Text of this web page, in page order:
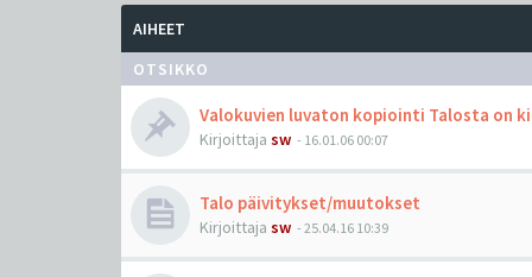
AIHEET
OTSIKKO
Valokuvien luvaton kopiointi Talosta on
Kirjoittaja sw - 16.01.06 00:07
Talo päivitykset/muutokset
Kirjoittaja sw - 25.04.16 10:39